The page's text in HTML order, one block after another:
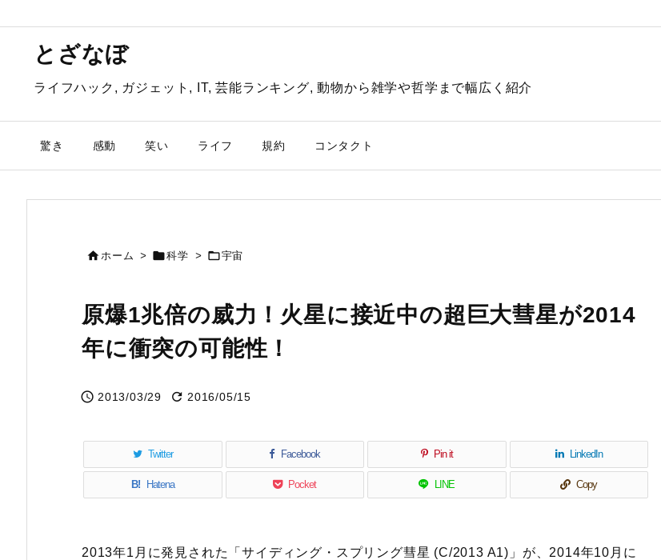
とざなぼ
ライフハック, ガジェット, IT, 芸能ランキング, 動物から雑学や哲学まで幅広く紹介
驚き 感動 笑い ライフ 規約 コンタクト
ホーム > 科学 > 宇宙
原爆1兆倍の威力！火星に接近中の超巨大彗星が2014
年に衝突の可能性！
 2013/03/29  2016/05/15
Twitter Facebook Pin it LinkedIn
B! Hatena Pocket LINE Copy
2013年1月に発見された「サイディング・スプリング彗星 (C/2013 A1)」が、2014年10月に